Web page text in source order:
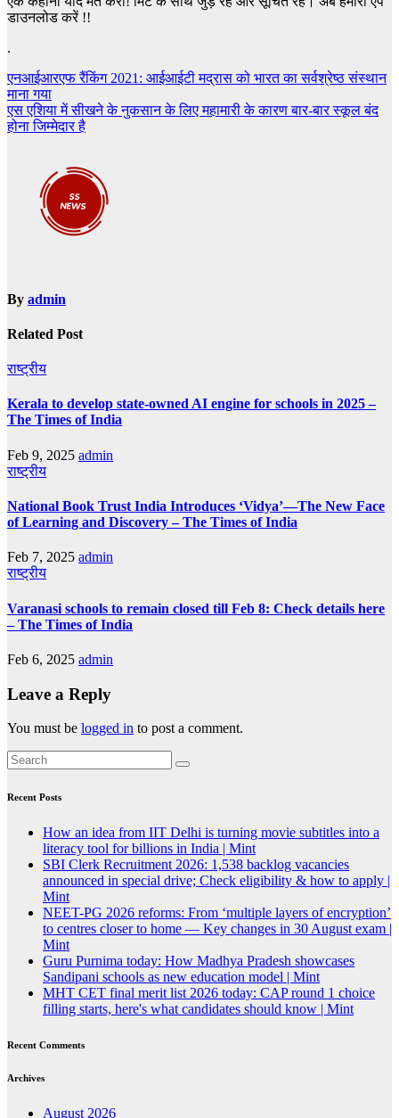
डाउनलोड करें !!
.
Post
navigation
एनआईआरएफ रैंकिंग 2021: आईआईटी मद्रास को भारत का सर्वश्रेष्ठ संस्थान
माना गया
एस एशिया में सीखने के नुकसान के लिए महामारी के कारण बार-बार स्कूल बंद
होना जिम्मेदार है
By admin
Related Post
राष्ट्रीय
Kerala to develop state-owned AI engine for schools in 2025 –
The Times of India
Feb 9, 2025 admin
राष्ट्रीय
National Book Trust India Introduces ‘Vidya’—The New Face
of Learning and Discovery – The Times of India
Feb 7, 2025 admin
राष्ट्रीय
Varanasi schools to remain closed till Feb 8: Check details here
– The Times of India
Feb 6, 2025 admin
Leave a Reply
You must be logged in to post a comment.
Recent Posts
How an idea from IIT Delhi is turning movie subtitles into a
literacy tool for billions in India | Mint
SBI Clerk Recruitment 2026: 1,538 backlog vacancies
announced in special drive; Check eligibility & how to apply |
Mint
NEET-PG 2026 reforms: From ‘multiple layers of encryption’
to centres closer to home — Key changes in 30 August exam |
Mint
Guru Purnima today: How Madhya Pradesh showcases
Sandipani schools as new education model | Mint
MHT CET final merit list 2026 today: CAP round 1 choice
filling starts, here's what candidates should know | Mint
Recent Comments
Archives
August 2026